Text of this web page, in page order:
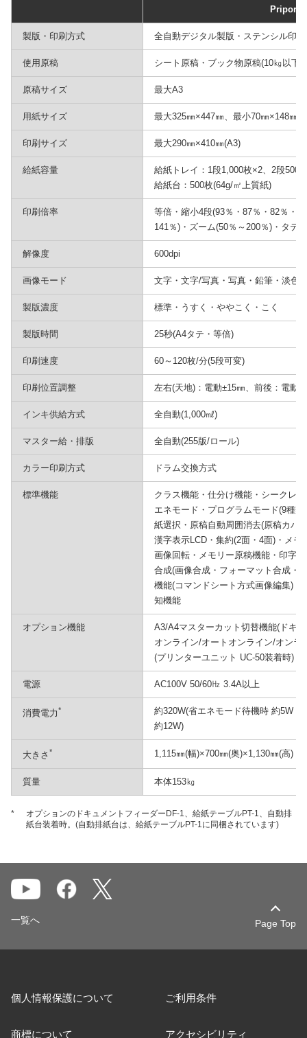
Priport
製版・印刷方式 全自動デジタル製版・ステンシル印刷
使用原稿 シート原稿・ブック物原稿(10㎏以下)
原稿サイズ 最大A3
用紙サイズ 最大325㎜×447㎜、最小70㎜×148㎜
印刷サイズ 最大290㎜×410㎜(A3)
給紙容量
給紙トレイ：1段1,000枚×2、2段500
給紙台：500枚(64g/㎡上質紙)
印刷倍率
等倍・縮小4段(93％・87％・82％・
141％)・ズーム(50％～200％)・タテ/
解像度 600dpi
画像モード 文字・文字/写真・写真・鉛筆・淡色
製版濃度 標準・うすく・ややこく・こく
製版時間 25秒(A4タテ・等倍)
印刷速度 60～120枚/分(5段可変)
印刷位置調整 左右(天地)：電動±15㎜、前後：電動
インキ供給方式 全自動(1,000㎖)
マスター給・排版 全自動(255版/ロール)
カラー印刷方式 ドラム交換方式
標準機能
クラス機能・仕分け機能・シークレ
エネモード・プログラムモード(9種
紙選択・原稿自動周囲消去(原稿カバ
漢字表示LCD・集約(2面・4面)・メモ
画像回転・メモリー原稿機能・印字
合成(画像合成・フォーマット合成・
機能(コマンドシート方式画像編集)
知機能
オプション機能
A3/A4マスターカット切替機能(ドキ
オンライン/オートオンライン/オンラ
(プリンターユニット UC-50装着時)
電源 AC100V 50/60㎐ 3.4A以上
消費電力*
約320W(省エネモード待機時 約5W
約12W)
大きさ * 1,115㎜(幅)×700㎜(奥)×1,130㎜(高)
質量 本体153㎏
*
オプションのドキュメントフィーダーDF-1、給紙テーブルPT-1、自動排
紙台装着時。(自動排紙台は、給紙テーブルPT-1に同梱されています)
Page Top
一覧へ
個人情報保護について ご利用条件
商標について アクセシビリティ